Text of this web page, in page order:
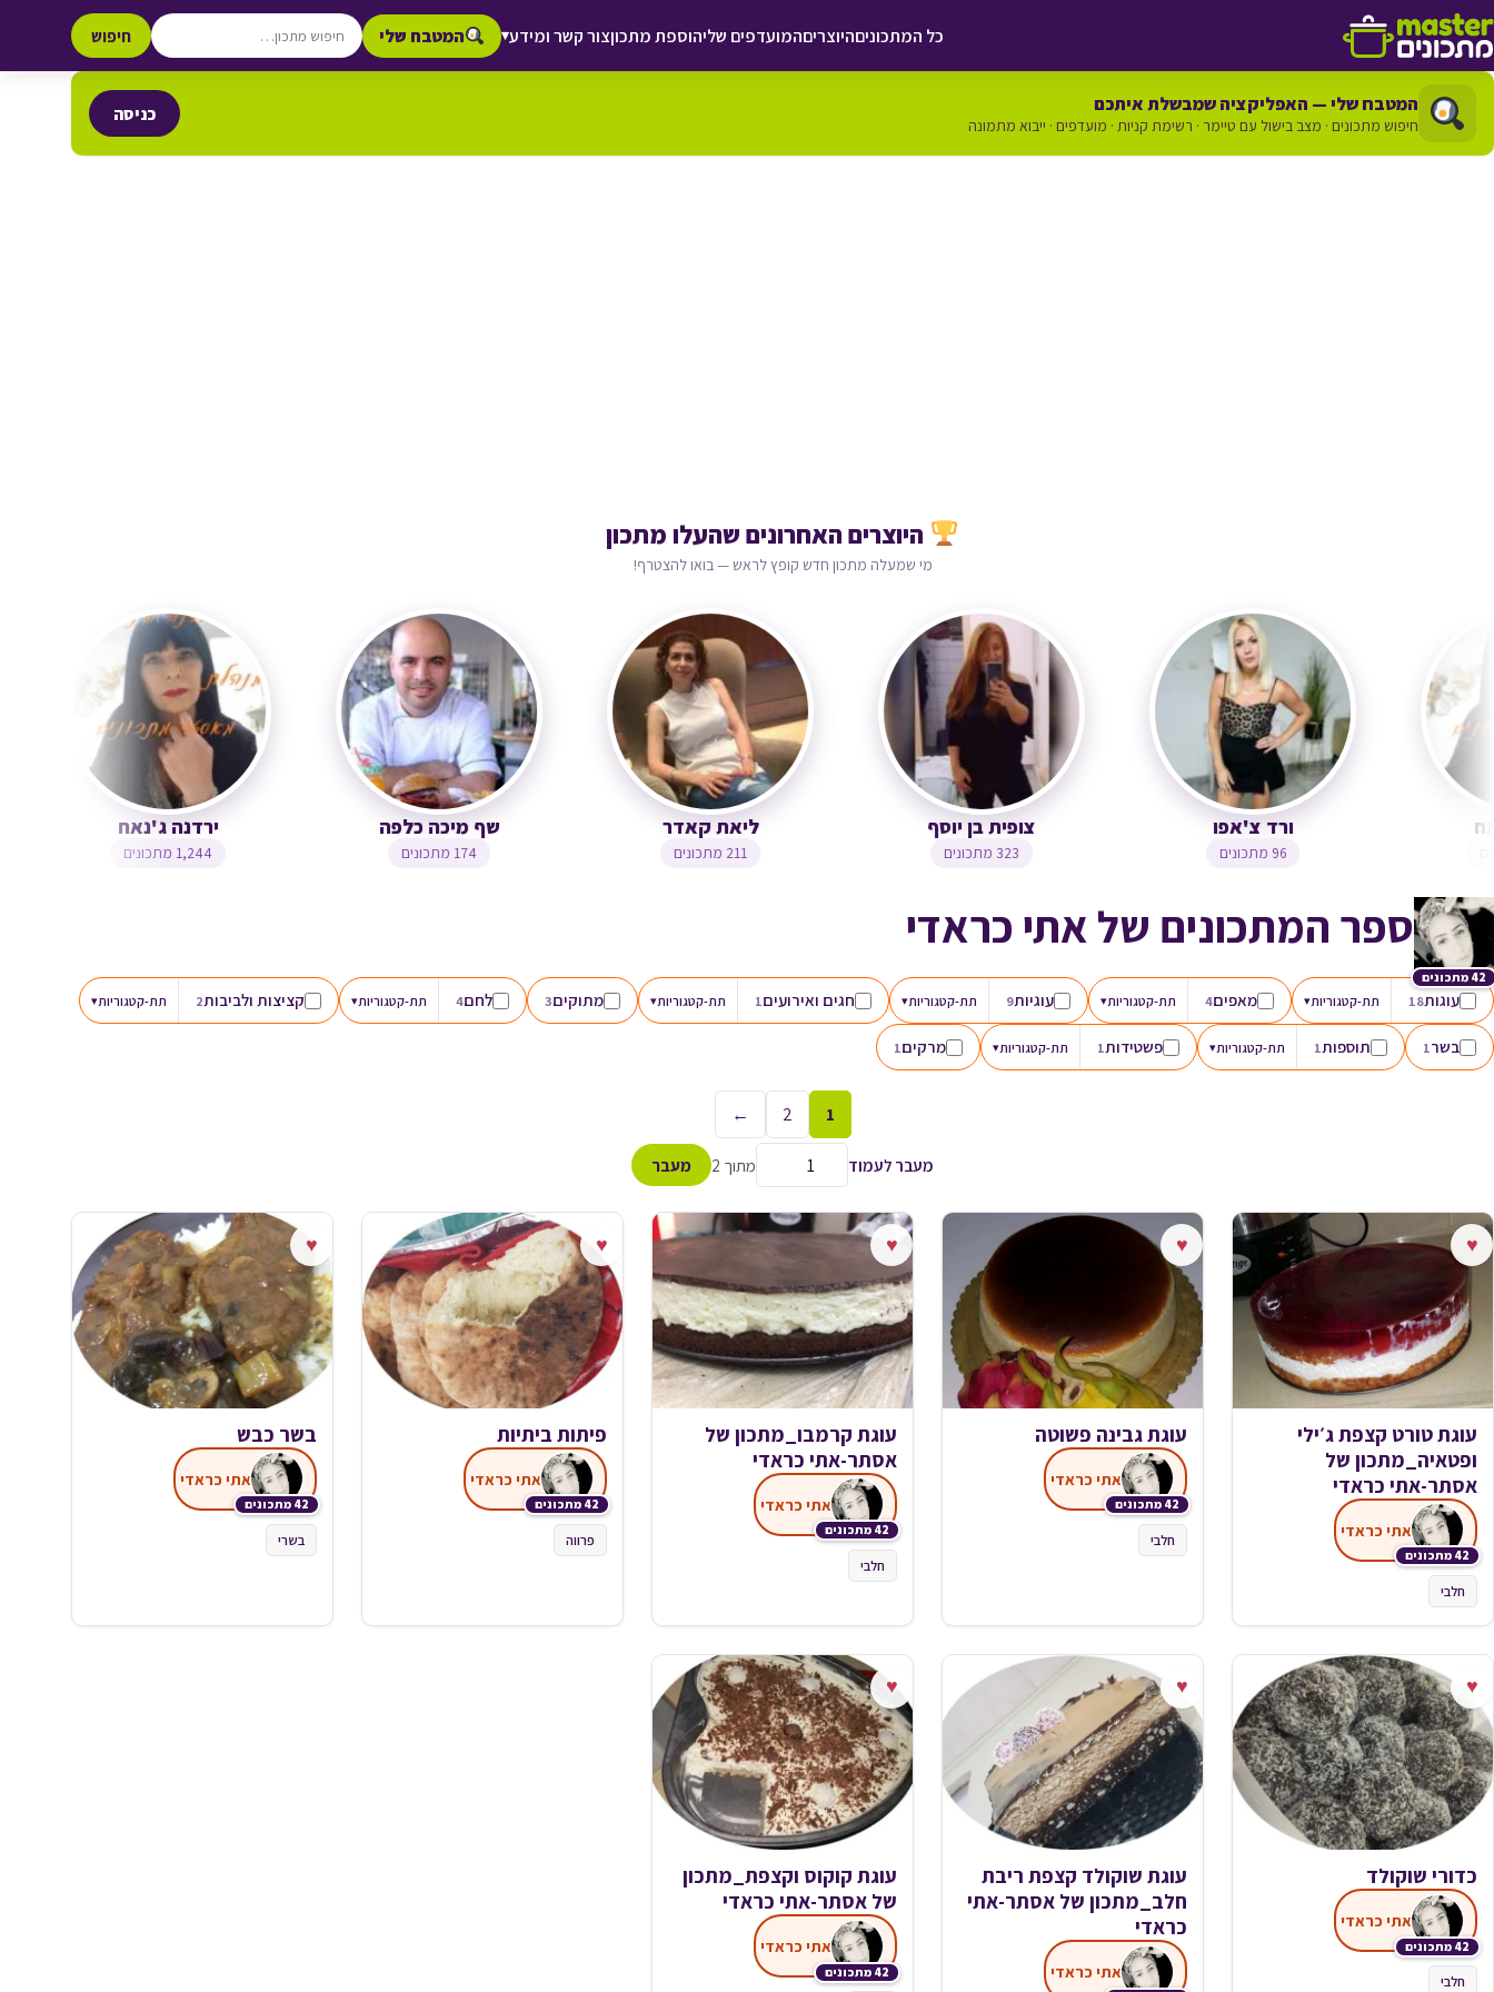
דלג לתוכן
כל המתכוניםהיוצריםהמועדפים שליהוספת מתכוןצור קשר ומידע▾ המטבח שלי חיפוש
המטבח שלי — האפליקציה שמבשלת איתכם
חיפוש מתכונים · מצב בישול עם טיימר · רשימת קניות · מועדפים · ייבוא מתמונה
כניסה
היוצרים האחרונים שהעלו מתכון
מי שמעלה מתכון חדש קופץ לראש — בואו להצטרף!
ירדנה ג'נאח
1,244 מתכונים
שף מיכה כלפה ליאת קאדר צופית בן יוסף ורד צ'אפו ירדנה ג'נאח
42 מתכונים
ספר המתכונים של אתי כראדי
עוגות18 תת-קטגוריות▾ מאפים4 תת-קטגוריות▾ עוגיות9 תת-קטגוריות▾ חגים ואירועים1 תת-קטגוריות▾ מתוקים3 לחם4 תת-קטגוריות▾ קציצות ולביבות2 תת-קטגוריות▾
בשר1 תוספות1 תת-קטגוריות▾ פשטידות1 תת-קטגוריות▾ מרקים1
1
2
←
מעבר לעמוד מתוך 2 מעבר
♥
עוגת טורט קצפת ג׳ילי
ופטאיה_מתכון של
אסתר-אתי כראדי
42 מתכונים
אתי כראדי
חלבי
♥
עוגת גבינה פשוטה
42 מתכונים
אתי כראדי
חלבי
♥
עוגת קרמבו_מתכון של
אסתר-אתי כראדי
42 מתכונים
אתי כראדי
חלבי
♥
פיתות ביתיות
42 מתכונים
אתי כראדי
פרווה
♥
בשר כבש
42 מתכונים
אתי כראדי
בשרי
♥
כדורי שוקולד
42 מתכונים
אתי כראדי
חלבי
♥
עוגת שוקולד קצפת ריבת
חלב_מתכון של אסתר-אתי
כראדי
אתי כראדי
♥
עוגת קוקוס וקצפת_מתכון
של אסתר-אתי כראדי
42 מתכונים
אתי כראדי